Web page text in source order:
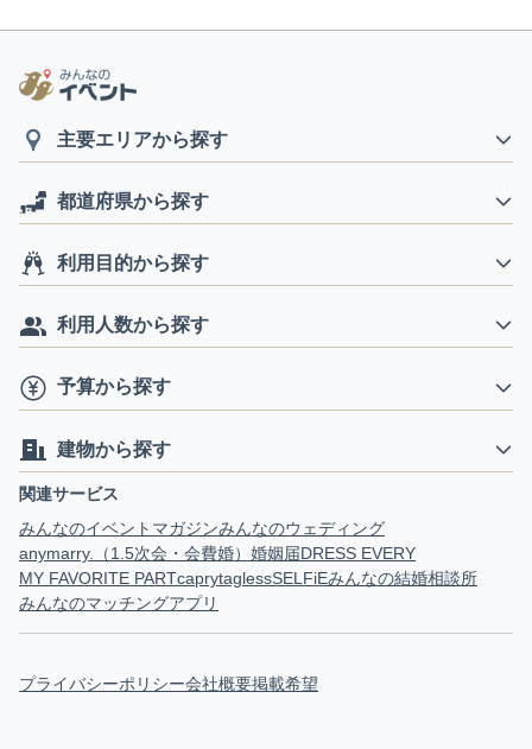
主要エリアから探す
都道府県から探す
利用目的から探す
利用人数から探す
予算から探す
建物から探す
関連サービス
みんなのイベントマガジンみんなのウェディング
anymarry.（1.5次会・会費婚） 婚姻届DRESS EVERY
MY FAVORITE PARTcaprytaglessSELFiEみんなの結婚相談所
みんなのマッチングアプリ
プライバシーポリシー会社概要掲載希望